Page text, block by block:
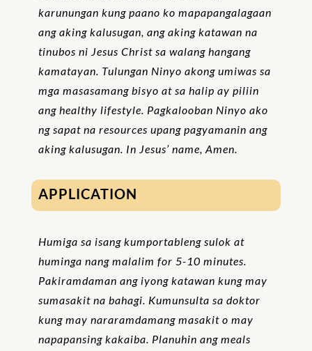
karunungan kung paano ko mapapangalagaan
ang aking kalusugan, ang aking katawan na
tinubos ni Jesus Christ sa walang hangang
kamatayan. Tulungan Ninyo akong umiwas sa
mga masasamang bisyo at sa halip ay piliin
ang healthy lifestyle. Pagkalooban Ninyo ako
ng sapat na resources upang pagyamanin ang
aking kalusugan. In Jesus’ name, Amen.
APPLICATION
Humiga sa isang kumportableng sulok at
huminga nang malalim for 5-10 minutes.
Pakiramdaman ang iyong katawan kung may
sumasakit na bahagi. Kumunsulta sa doktor
kung may nararamdamang masakit o may
napapansing kakaiba. Planuhin ang meals